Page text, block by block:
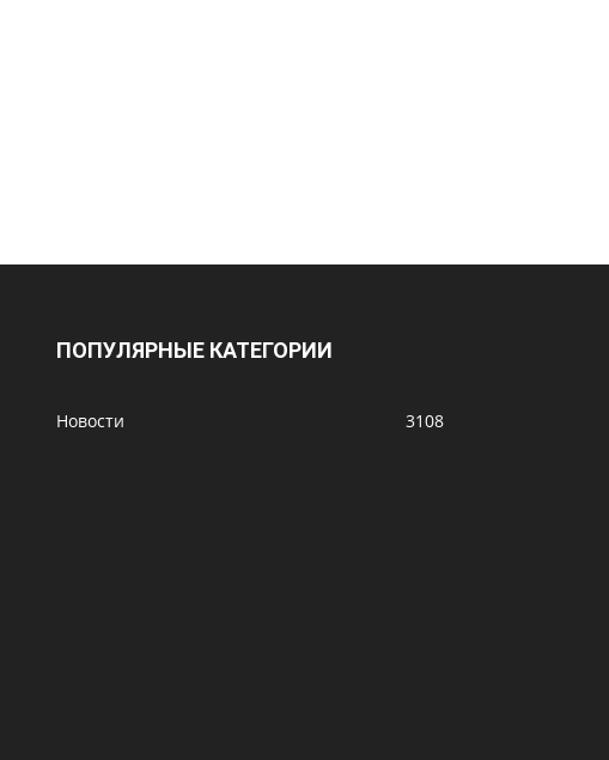
ПОПУЛЯРНЫЕ КАТЕГОРИИ
Новости 3108